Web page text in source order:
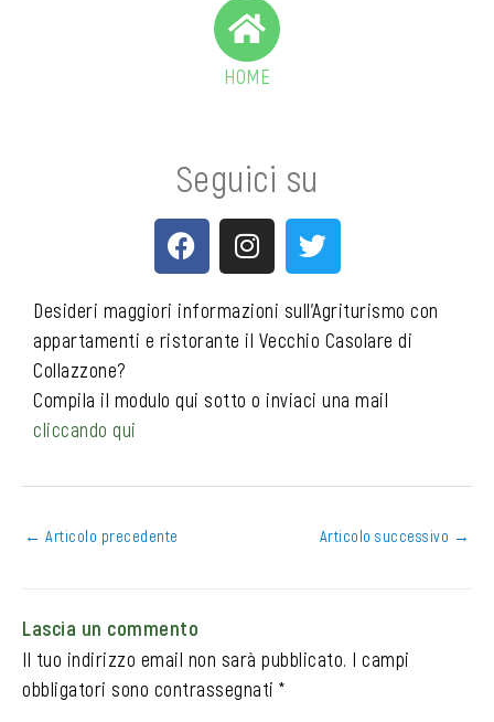
HOME
Seguici su
F
a
e
b
o
I
n
t
a
r
T
w
t
t
r
Desideri maggiori informazioni sull’Agriturismo con
appartamenti e ristorante il Vecchio Casolare di
Collazzone?
Compila il modulo qui sotto o inviaci una mail
cliccando qui
← Articolo precedente Articolo successivo →
Lascia un commento
Il tuo indirizzo email non sarà pubblicato. I campi
obbligatori sono contrassegnati *